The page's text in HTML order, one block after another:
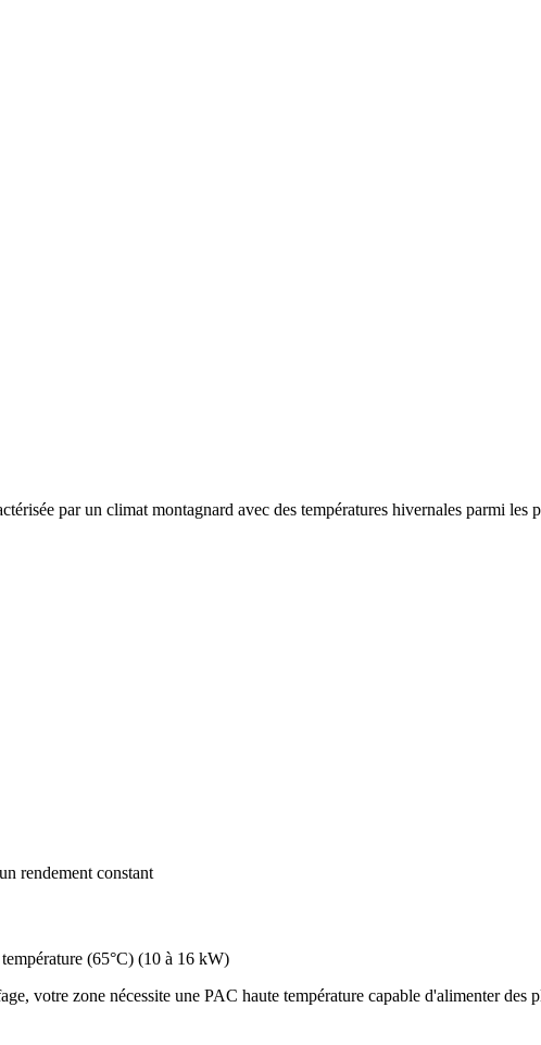
par un climat montagnard avec des températures hivernales parmi les
rendement constant
(65°C) (10 à 16 kW)
votre zone nécessite une PAC haute température capable d'alimenter des